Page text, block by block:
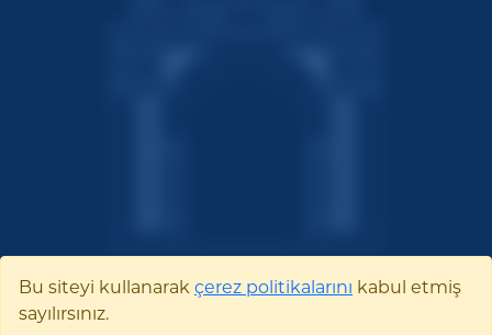
Bu siteyi kullanarak çerez politikalarını kabul etmiş
sayılırsınız.